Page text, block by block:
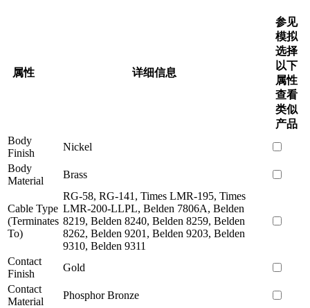
属性 详细信息
参见
模拟
选择
以下
属性
查看
类似
产品
Body
Finish
Nickel
Body
Material
Brass
Cable Type
(Terminates
To)
RG-58, RG-141, Times LMR-195, Times
LMR-200-LLPL, Belden 7806A, Belden
8219, Belden 8240, Belden 8259, Belden
8262, Belden 9201, Belden 9203, Belden
9310, Belden 9311
Contact
Finish
Gold
Contact
Material
Phosphor Bronze